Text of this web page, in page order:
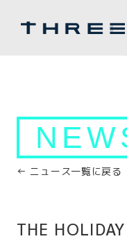
← ニュース一覧に戻る
THE